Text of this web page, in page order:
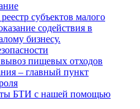
субъектов малого
содействия в
бизнесу.
пищевых отходов
– главный пункт
БТИ с нашей помощью